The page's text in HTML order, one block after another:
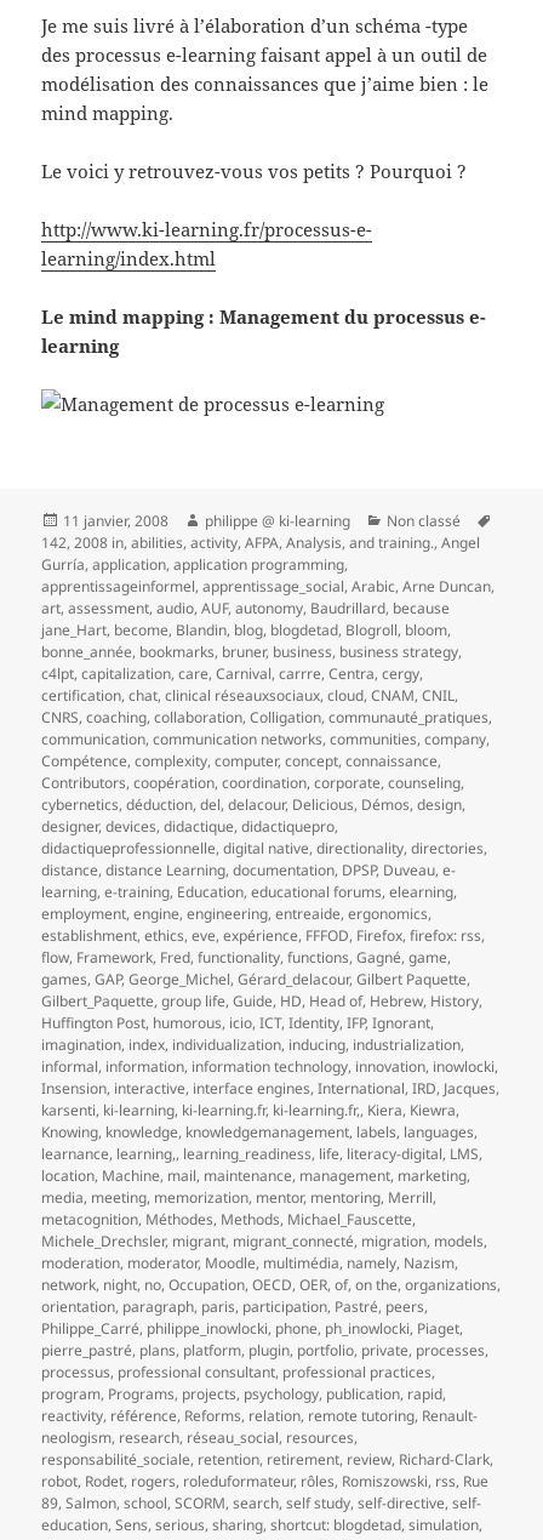
Je me suis livré à l’élaboration d’un schéma -type
des processus e-learning faisant appel à un outil de
modélisation des connaissances que j’aime bien : le
mind mapping.
Le voici y retrouvez-vous vos petits ? Pourquoi ?
http://www.ki-learning.fr/processus-e-
learning/index.html
Le mind mapping : Management du processus e-
learning
Publié
le
11 janvier, 2008 Auteur
philippe @ ki-learning Catégories
Non classé
142,2008 in,abilities,activity,AFPA,Analysis,and training.,Angel
Gurría,application,application programming,
apprentissageinformel,apprentissage_social,Arabic,Arne Duncan,
art,assessment,audio,AUF,autonomy, Baudrillard, because
jane_Hart, become, Blandin, blog, blogdetad, Blogroll, bloom,
bonne_année, bookmarks, bruner, business, business strategy,
c4lpt,capitalization,care,Carnival,carrre,Centra,cergy,
certification,chat,clinical réseauxsociaux,cloud,CNAM,CNIL,
CNRS,coaching,collaboration,Colligation,communauté_pratiques,
communication,communication networks,communities,company,
Compétence,complexity,computer,concept,connaissance,
Contributors,coopération,coordination,corporate,counseling,
cybernetics,déduction,del,delacour, Delicious, Démos,design,
designer,devices,didactique,didactiquepro,
didactiqueprofessionnelle,digital native,directionality,directories,
distance,distance Learning,documentation, DPSP, Duveau,e-
learning,e-training, Education,educational forums,elearning,
employment,engine,engineering,entreaide,ergonomics,
establishment,ethics,eve,expérience, FFFOD, Firefox,firefox: rss,
flow, Framework, Fred,functionality,functions,Gagné,game,
games,GAP,George_Michel,Gérard_delacour,Gilbert Paquette,
Gilbert_Paquette,group life,Guide, HD, Head of, Hebrew, History,
Huffington Post, humorous, icio,ICT,Identity,IFP,Ignorant,
imagination, index, individualization, inducing, industrialization,
informal, information, information technology, innovation, inowlocki,
Insension, interactive, interface engines,International,IRD, Jacques,
karsenti, ki-learning, ki-learning.fr, ki-learning.fr,, Kiera, Kiewra,
Knowing, knowledge, knowledgemanagement, labels, languages,
learnance, learning,, learning_readiness, life, literacy-digital, LMS,
location, Machine, mail, maintenance, management, marketing,
media, meeting, memorization, mentor, mentoring, Merrill,
metacognition, Méthodes, Methods, Michael_Fauscette,
Michele_Drechsler, migrant, migrant_connecté, migration, models,
moderation, moderator, Moodle, multimédia, namely, Nazism,
network, night, no,Occupation,OECD,OER,of,on the,organizations,
orientation, paragraph, paris, participation, Pastré, peers,
Philippe_Carré, philippe_inowlocki, phone, ph_inowlocki, Piaget,
pierre_pastré, plans, platform, plugin, portfolio, private, processes,
processus, professional consultant, professional practices,
program, Programs, projects, psychology, publication, rapid,
reactivity, référence, Reforms, relation, remote tutoring, Renault-
neologism, research, réseau_social, resources,
responsabilité_sociale, retention, retirement, review, Richard-Clark,
robot, Rodet, rogers, roleduformateur, rôles, Romiszowski, rss, Rue
89,Salmon,school,SCORM,search,self study,self-directive,self-
education,Sens,serious,sharing,shortcut: blogdetad,simulation,